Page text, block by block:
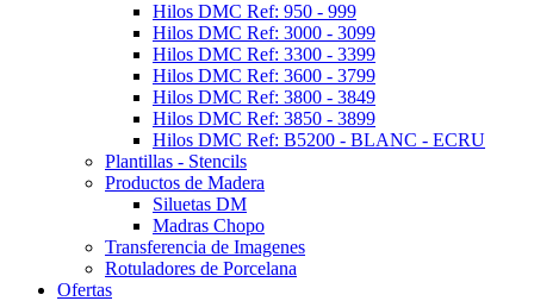
Hilos DMC Ref: 950 - 999
Hilos DMC Ref: 3000 - 3099
Hilos DMC Ref: 3300 - 3399
Hilos DMC Ref: 3600 - 3799
Hilos DMC Ref: 3800 - 3849
Hilos DMC Ref: 3850 - 3899
Hilos DMC Ref: B5200 - BLANC - ECRU
Plantillas - Stencils
Productos de Madera
Siluetas DM
Madras Chopo
Transferencia de Imagenes
Rotuladores de Porcelana
Ofertas